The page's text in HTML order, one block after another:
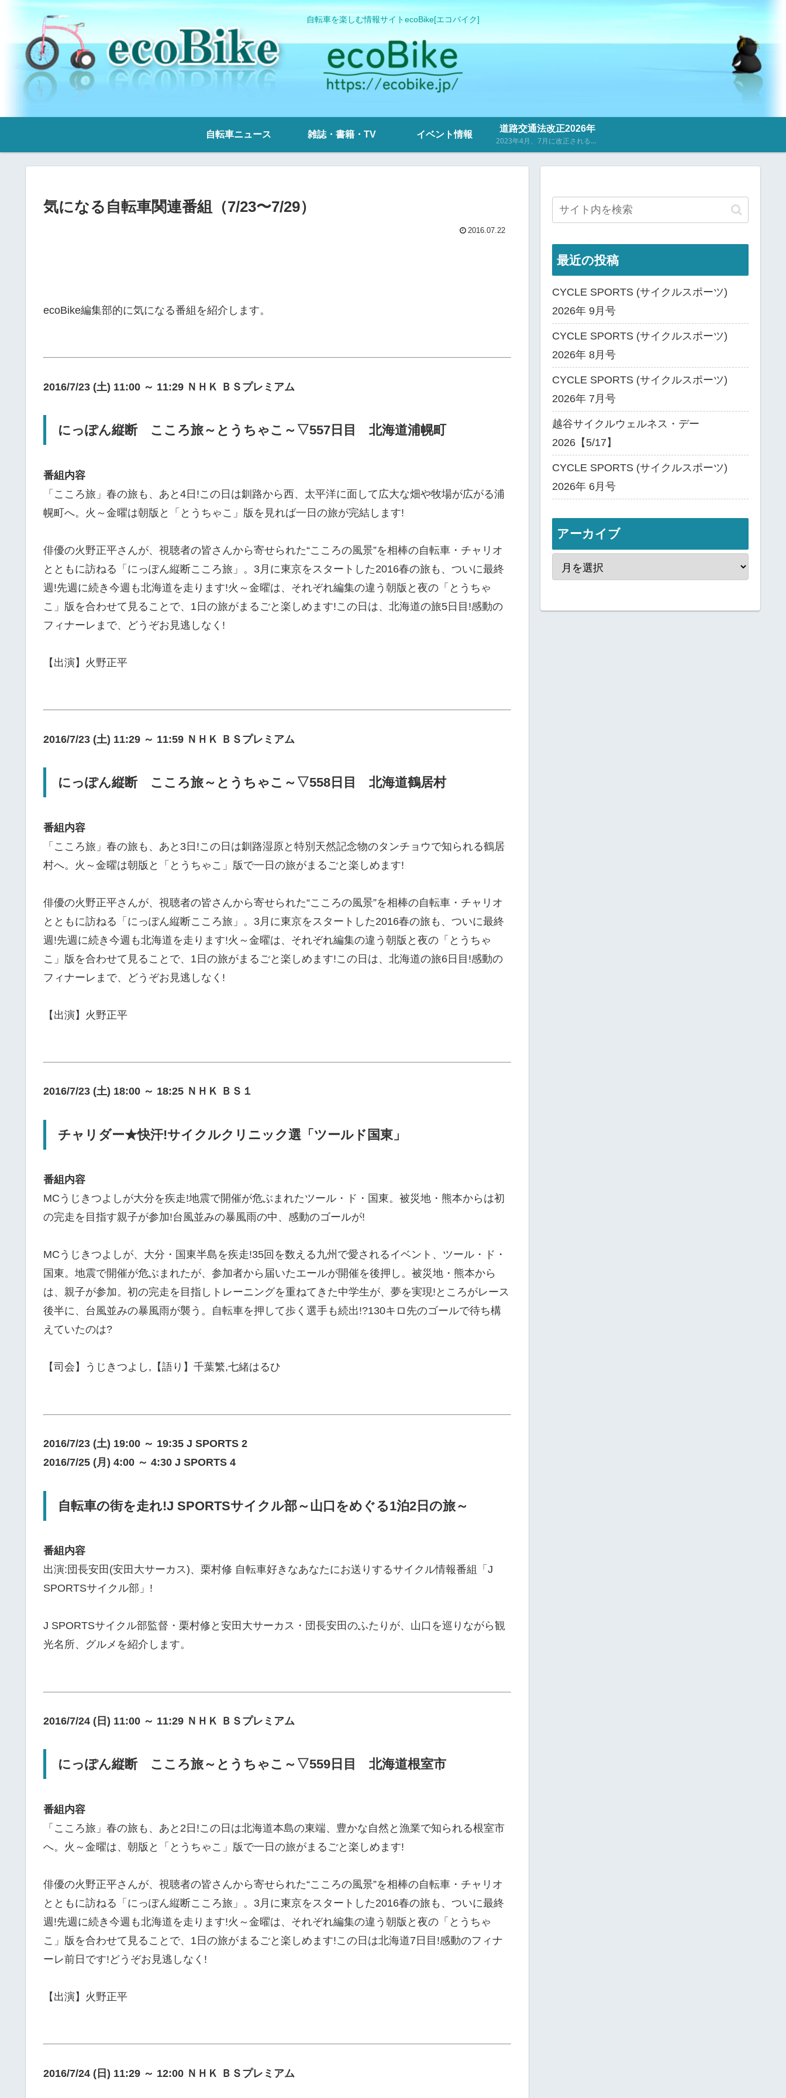
自転車を楽しむ情報サイトecoBike[エコバイク]
自転車ニュース 雑誌・書籍・TV イベント情報
道路交通法改正2026年
2023年4月、7月に改正される道路交通法に関するニュース・記事を掲載しています。
気になる自転車関連番組（7/23〜7/29）
2016.07.22
ecoBike編集部的に気になる番組を紹介します。
2016/7/23 (土) 11:00 ～ 11:29 ＮＨＫ ＢＳプレミアム
にっぽん縦断 こころ旅～とうちゃこ～▽557日目 北海道浦幌町
番組内容
「こころ旅」春の旅も、あと4日!この日は釧路から西、太平洋に面して広大な畑や牧場が広がる浦
幌町へ。火～金曜は朝版と「とうちゃこ」版を見れば一日の旅が完結します!
俳優の火野正平さんが、視聴者の皆さんから寄せられた“こころの風景”を相棒の自転車・チャリオ
とともに訪ねる「にっぽん縦断こころ旅」。3月に東京をスタートした2016春の旅も、ついに最終
週!先週に続き今週も北海道を走ります!火～金曜は、それぞれ編集の違う朝版と夜の「とうちゃ
こ」版を合わせて見ることで、1日の旅がまるごと楽しめます!この日は、北海道の旅5日目!感動の
フィナーレまで、どうぞお見逃しなく!
【出演】火野正平
2016/7/23 (土) 11:29 ～ 11:59 ＮＨＫ ＢＳプレミアム
にっぽん縦断 こころ旅～とうちゃこ～▽558日目 北海道鶴居村
番組内容
「こころ旅」春の旅も、あと3日!この日は釧路湿原と特別天然記念物のタンチョウで知られる鶴居
村へ。火～金曜は朝版と「とうちゃこ」版で一日の旅がまるごと楽しめます!
俳優の火野正平さんが、視聴者の皆さんから寄せられた“こころの風景”を相棒の自転車・チャリオ
とともに訪ねる「にっぽん縦断こころ旅」。3月に東京をスタートした2016春の旅も、ついに最終
週!先週に続き今週も北海道を走ります!火～金曜は、それぞれ編集の違う朝版と夜の「とうちゃ
こ」版を合わせて見ることで、1日の旅がまるごと楽しめます!この日は、北海道の旅6日目!感動の
フィナーレまで、どうぞお見逃しなく!
【出演】火野正平
2016/7/23 (土) 18:00 ～ 18:25 ＮＨＫ ＢＳ１
チャリダー★快汗!サイクルクリニック選「ツールド国東」
番組内容
MCうじきつよしが大分を疾走!地震で開催が危ぶまれたツール・ド・国東。被災地・熊本からは初
の完走を目指す親子が参加!台風並みの暴風雨の中、感動のゴールが!
MCうじきつよしが、大分・国東半島を疾走!35回を数える九州で愛されるイベント、ツール・ド・
国東。地震で開催が危ぶまれたが、参加者から届いたエールが開催を後押し。被災地・熊本から
は、親子が参加。初の完走を目指しトレーニングを重ねてきた中学生が、夢を実現!ところがレース
後半に、台風並みの暴風雨が襲う。自転車を押して歩く選手も続出!?130キロ先のゴールで待ち構
えていたのは?
【司会】うじきつよし,【語り】千葉繁,七緒はるひ
2016/7/23 (土) 19:00 ～ 19:35 J SPORTS 2
2016/7/25 (月) 4:00 ～ 4:30 J SPORTS 4
自転車の街を走れ!J SPORTSサイクル部～山口をめぐる1泊2日の旅～
番組内容
出演:団長安田(安田大サーカス)、栗村修 自転車好きなあなたにお送りするサイクル情報番組「J
SPORTSサイクル部」!
J SPORTSサイクル部監督・栗村修と安田大サーカス・団長安田のふたりが、山口を巡りながら観
光名所、グルメを紹介します。
2016/7/24 (日) 11:00 ～ 11:29 ＮＨＫ ＢＳプレミアム
にっぽん縦断 こころ旅～とうちゃこ～▽559日目 北海道根室市
番組内容
「こころ旅」春の旅も、あと2日!この日は北海道本島の東端、豊かな自然と漁業で知られる根室市
へ。火～金曜は、朝版と「とうちゃこ」版で一日の旅がまるごと楽しめます!
俳優の火野正平さんが、視聴者の皆さんから寄せられた“こころの風景”を相棒の自転車・チャリオ
とともに訪ねる「にっぽん縦断こころ旅」。3月に東京をスタートした2016春の旅も、ついに最終
週!先週に続き今週も北海道を走ります!火～金曜は、それぞれ編集の違う朝版と夜の「とうちゃ
こ」版を合わせて見ることで、1日の旅がまるごと楽しめます!この日は北海道7日目!感動のフィナ
ーレ前日です!どうぞお見逃しなく!
【出演】火野正平
2016/7/24 (日) 11:29 ～ 12:00 ＮＨＫ ＢＳプレミアム
最近の投稿
CYCLE SPORTS (サイクルスポーツ)
2026年 9月号
CYCLE SPORTS (サイクルスポーツ)
2026年 8月号
CYCLE SPORTS (サイクルスポーツ)
2026年 7月号
越谷サイクルウェルネス・デー
2026【5/17】
CYCLE SPORTS (サイクルスポーツ)
2026年 6月号
アーカイブ